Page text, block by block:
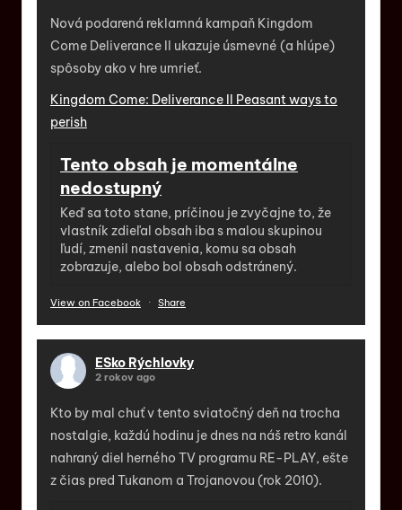
Nová podarená reklamná kampaň Kingdom
Come Deliverance II ukazuje úsmevné (a hlúpe)
spôsoby ako v hre umrieť.
Kingdom Come: Deliverance II Peasant ways to
perish
Tento obsah je momentálne
nedostupný
Keď sa toto stane, príčinou je zvyčajne to, že
vlastník zdieľal obsah iba s malou skupinou
ľudí, zmenil nastavenia, komu sa obsah
zobrazuje, alebo bol obsah odstránený.
View on Facebook · Share
ESko Rýchlovky
2 rokov ago
Kto by mal chuť v tento sviatočný deň na trocha
nostalgie, každú hodinu je dnes na náš retro kanál
nahraný diel herného TV programu RE-PLAY, ešte
z čias pred Tukanom a Trojanovou (rok 2010).